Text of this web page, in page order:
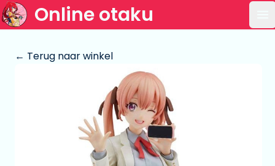
Online otaku
← Terug naar winkel